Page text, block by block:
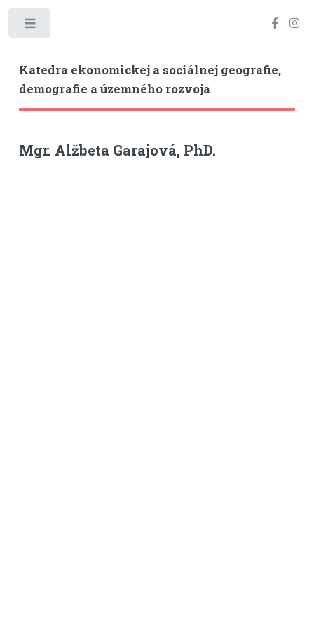
Katedra ekonomickej a sociálnej geografie,
demografie a územného rozvoja
Mgr. Alžbeta Garajová, PhD.